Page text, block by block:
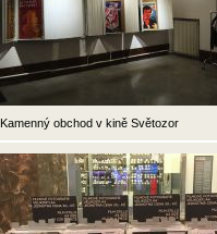
Kamenný obchod v kině Světozor